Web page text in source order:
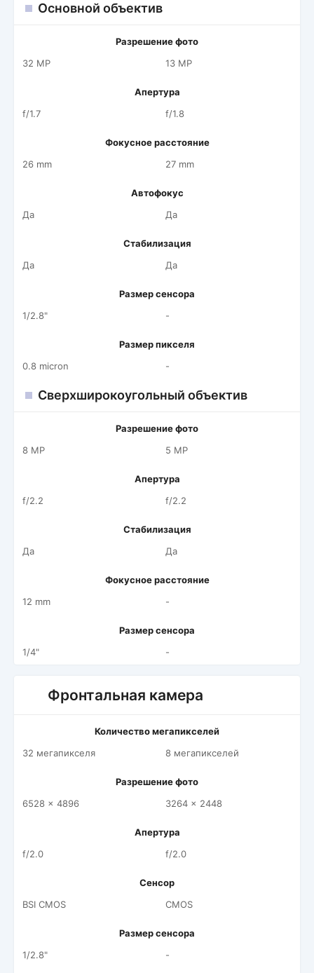
Основной объектив
Разрешение фото
32 MP
13 MP
Апертура
f/1.7
f/1.8
Фокусное расстояние
26 mm
27 mm
Автофокус
Да
Да
Стабилизация
Да
Да
Размер сенсора
1/2.8"
-
Размер пикселя
0.8 micron
-
Сверхширокоугольный объектив
Разрешение фото
8 MP
5 MP
Апертура
f/2.2
f/2.2
Стабилизация
Да
Да
Фокусное расстояние
12 mm
-
Размер сенсора
1/4"
-
Фронтальная камера
Количество мегапикселей
32 мегапикселя
8 мегапикселей
Разрешение фото
6528 x 4896
3264 x 2448
Апертура
f/2.0
f/2.0
Сенсор
BSI CMOS
CMOS
Размер сенсора
1/2.8"
-